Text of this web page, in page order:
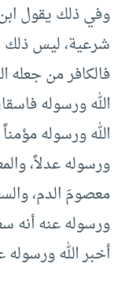
وفي ذلك يقول
شرعية، ليس ذلك
فالكافر من جعله
الله ورسوله
الله ورسوله
ورسوله عدلاً،
معصومَ الدم،
ورسوله عنه أنه
أخبر الله